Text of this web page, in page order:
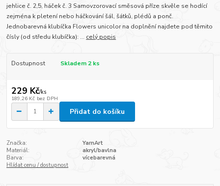
jehlice č. 2,5, háček č. 3 Samovzorovací směsová příze skvěle se hodící
zejména k pletení nebo háčkování šál, šátků, plédů a ponč.
Jednobarevná klubíčka Flowers unicolor na doplnění najdete pod těmito
čísly (od středu klubíčka): ... celý popis
Dostupnost Skladem 2 ks
229 Kč/ks
189,26 Kč bez DPH
Přidat do košíku
Značka:
YarnArt
Materiál:
akryl/bavlna
Barva:
vícebarevná
Hlídat cenu / dostupnost